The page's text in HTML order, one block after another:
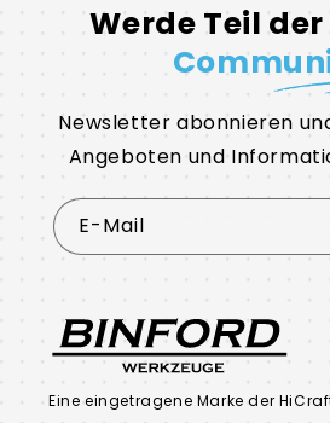
Werde Teil
Newsletter abonnieren
Angeboten und
E-Mail
Eine eingetragene Marke der